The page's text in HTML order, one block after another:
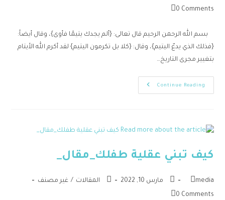
0 Comments
بسم الله الرحمن الرحيم قال تعالى: {ألم يجدك يتيمًا فأوى}، وقال أيضاً:
{فذلك الذي يدعّ اليتيم}، وقال: {كلا بل تكرمون اليتيم} لقد أكرم الله الأيتام
بتغيير مجرى التاريخ…
Continue Reading
كيف تبني عقلية طفلك_مقال_
media مارس 10, 2022 المقالات / غير مصنف
0 Comments